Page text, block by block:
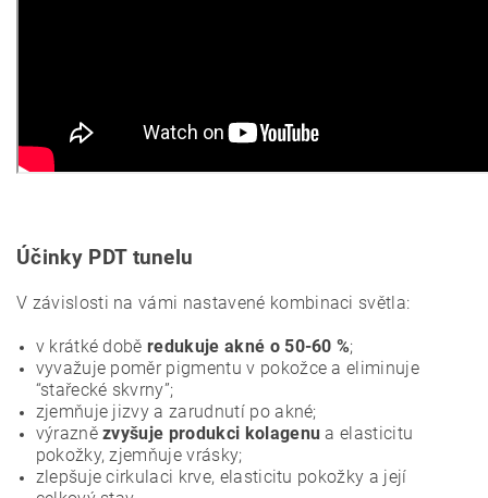
Účinky PDT tunelu
V závislosti na vámi nastavené kombinaci světla:
v krátké doběredukuje akné o 50-60 %;
vyvažuje poměr pigmentu v pokožce a eliminuje
“stařecké skvrny”;
zjemňuje jizvy a zarudnutí po akné;
výraznězvyšuje produkci kolagenu a elasticitu
pokožky, zjemňuje vrásky;
zlepšuje cirkulaci krve, elasticitu pokožky a její